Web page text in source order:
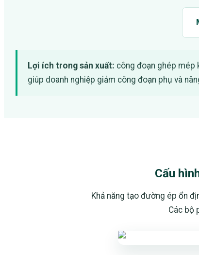
Lợi ích trong sản xuất: công đoạn ghép mép
giúp doanh nghiệp giảm công đoạn phụ và
Cấu
Khả năng tạo đường ép ổn
Các bộ